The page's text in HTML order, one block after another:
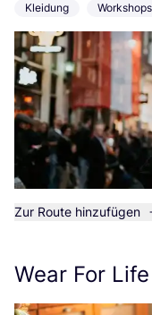
Kleidung Workshops
Zur Route hinzufügen
Wear For